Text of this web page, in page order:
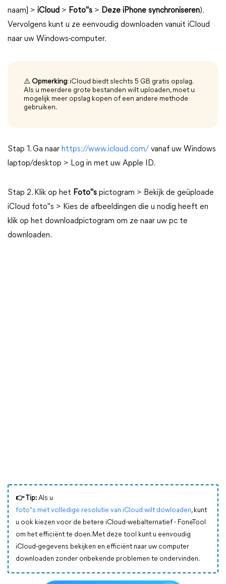
naam] > iCloud > Foto"s > Deze iPhone synchroniseren).
Vervolgens kunt u ze eenvoudig downloaden vanuit iCloud
naar uw Windows-computer.
⚠️ Opmerking: iCloud biedt slechts 5 GB gratis opslag.
Als u meerdere grote bestanden wilt uploaden, moet u
mogelijk meer opslag kopen of een andere methode
gebruiken.
Stap 1. Ga naar https://www.icloud.com/ vanaf uw Windows
laptop/desktop > Log in met uw Apple ID.
Stap 2. Klik op het Foto"s pictogram > Bekijk de geüploade
iCloud foto"s > Kies de afbeeldingen die u nodig heeft en
klik op het downloadpictogram om ze naar uw pc te
downloaden.
👉️ Tip: Als u
foto"s met volledige resolutie van iCloud wilt dowloaden, kunt
u ook kiezen voor de betere iCloud-webalternatief - FoneTool
om het efficiënt te doen. Met deze tool kunt u eenvoudig
iCloud-gegevens bekijken en efficiënt naar uw computer
downloaden zonder onbekende problemen te ondervinden.